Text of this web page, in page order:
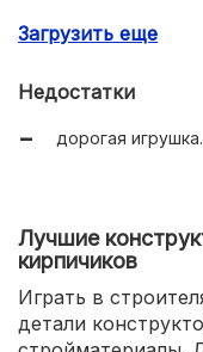
фигурки
игра для
Загрузить еще
Недостатки
дорогая игрушка.
Лучшие
кирпичиков
Играть в
детали